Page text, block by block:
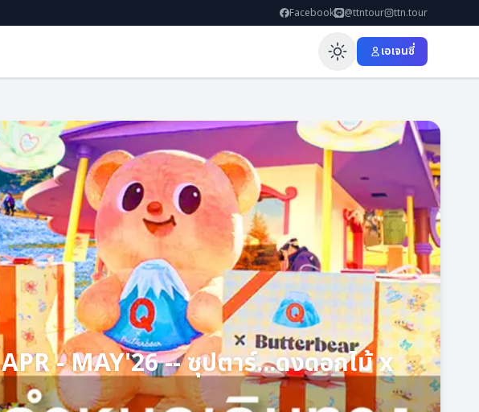
Facebook @ttntour ttn.tour
Enable
เอเจนซี่
- MAY'26 -- ซุปตาร์...ดงดอกไม้ x